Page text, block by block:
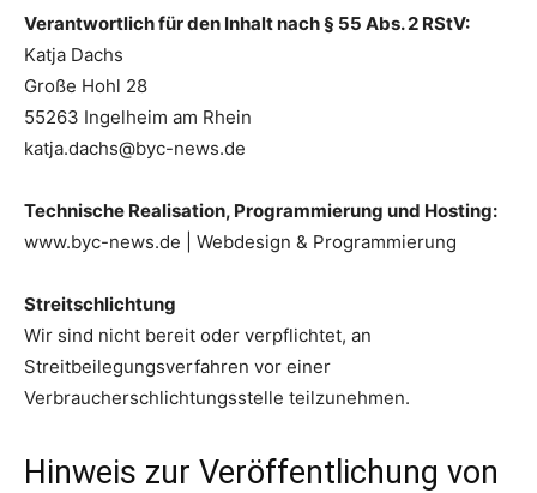
Verantwortlich für den Inhalt nach § 55 Abs. 2 RStV:
Katja Dachs
Große Hohl 28
55263 Ingelheim am Rhein
katja.dachs@byc-news.de
Technische Realisation, Programmierung und Hosting:
www.byc-news.de | Webdesign & Programmierung
Streitschlichtung
Wir sind nicht bereit oder verpflichtet, an
Streitbeilegungsverfahren vor einer
Verbraucherschlichtungsstelle teilzunehmen.
Hinweis zur Veröffentlichung von